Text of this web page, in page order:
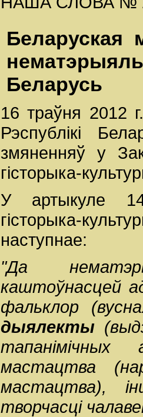
Беларуская
Беларусь
16 траўня 2012
Рэспублікі
змяненняў у
гісторыка-
У артыкуле
гісторыка-
наступнае:
"Да
каштоўнасцей
фальклор
дыялекты
мастацтва
мастацтва),
творчасці